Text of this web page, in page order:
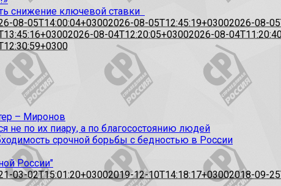
снижение ключевой ставки
08-05T14:00:04+03002026-08-05T12:45:19+03002026-08-
2026-08-04T12:20:05+03002026-08-
– Миронов
не по их пиару, а по благосостоянию людей
срочной борьбы с бедностью в России
России"
03-02T15:01:20+03002019-12-10T14:18:17+03002018-09-